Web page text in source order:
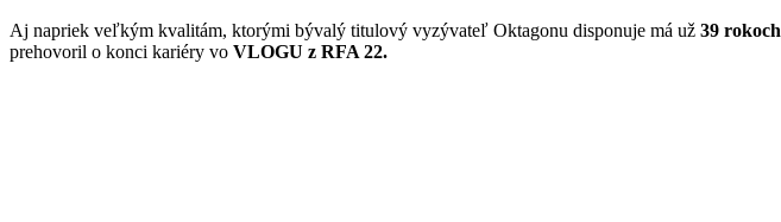
Aj napriek veľkým kvalitám, ktorými bývalý titulový vyzývateľ Oktagonu disponuje má už 39 rokoch
prehovoril o konci kariéry vo VLOGU z RFA 22.